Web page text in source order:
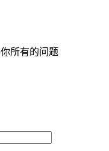
所有的问题